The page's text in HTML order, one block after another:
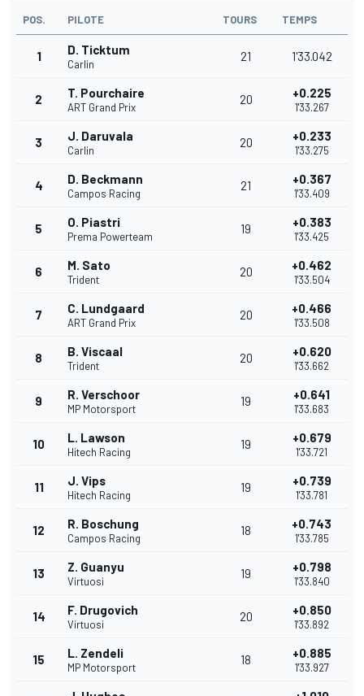
POS. PILOTE TOURS TEMPS
1 D. Ticktum
Carlin
21 1'33.042
2 T. Pourchaire
ART Grand Prix
20 +0.225
1'33.267
3 J. Daruvala
Carlin
20 +0.233
1'33.275
4 D. Beckmann
Campos Racing
21 +0.367
1'33.409
5 O. Piastri
Prema Powerteam
19 +0.383
1'33.425
6 M. Sato
Trident
20 +0.462
1'33.504
7 C. Lundgaard
ART Grand Prix
20 +0.466
1'33.508
8 B. Viscaal
Trident
20 +0.620
1'33.662
9 R. Verschoor
MP Motorsport
19 +0.641
1'33.683
10 L. Lawson
Hitech Racing
19 +0.679
1'33.721
11 J. Vips
Hitech Racing
19 +0.739
1'33.781
12 R. Boschung
Campos Racing
18 +0.743
1'33.785
13 Z. Guanyu
Virtuosi
19 +0.798
1'33.840
14 F. Drugovich
Virtuosi
20 +0.850
1'33.892
15 L. Zendeli
MP Motorsport
18 +0.885
1'33.927